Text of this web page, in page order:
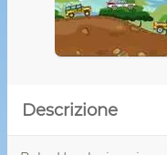
Descrizione